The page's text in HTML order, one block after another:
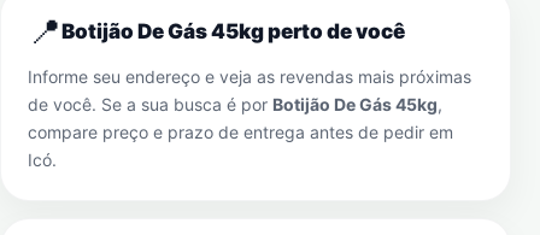
📍Botijão De Gás 45kg perto de você
Informe seu endereço e veja as revendas mais próximas
de você. Se a sua busca é por Botijão De Gás 45kg,
compare preço e prazo de entrega antes de pedir em
Icó.